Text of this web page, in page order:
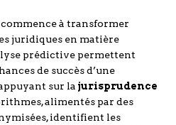
à transformer
juridiques en matière
prédictive permettent
de succès d’une
sur la jurisprudence
alimentés par des
identifient les